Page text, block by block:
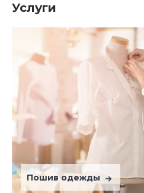
Услуги
Пошив одежды